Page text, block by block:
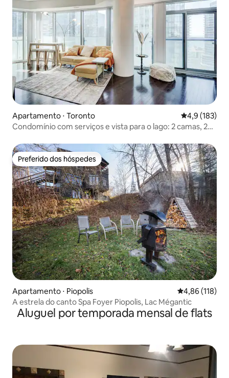
Apartamento ⋅ Toronto 4,9 de uma
4,9 (183)
Condomínio com serviços e vista para o lago: 2 camas, 2
Preferido dos hóspedes
Preferido dos hóspedes
Apartamento ⋅ Piopolis 4,86 de uma
4,86 (118)
A estrela do canto Spa Foyer Piopolis, Lac Mégantic
Aluguel por temporada mensal de flats